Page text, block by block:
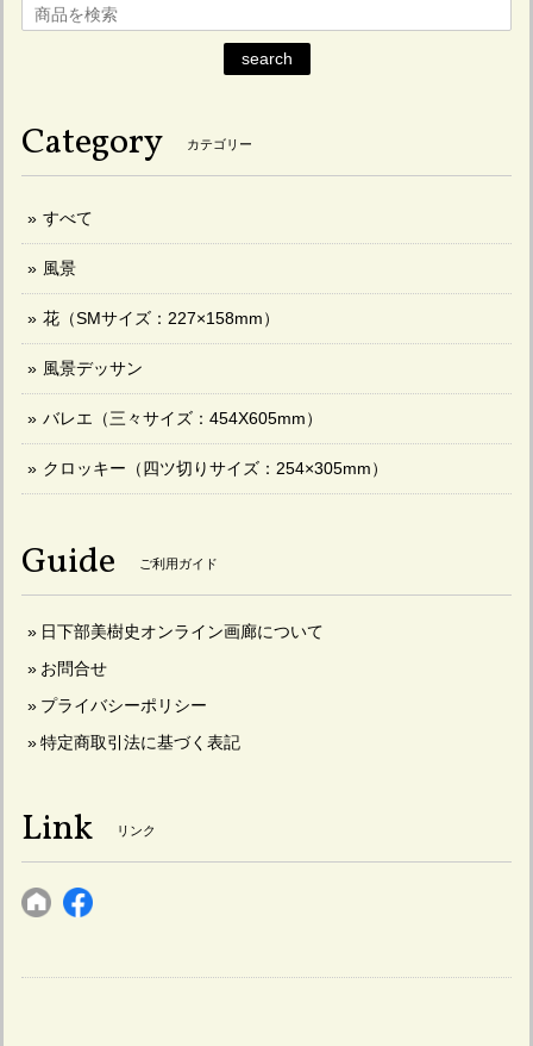
search
Category カテゴリー
すべて
風景
花（SMサイズ：227×158mm）
風景デッサン
バレエ（三々サイズ：454X605mm）
クロッキー（四ツ切りサイズ：254×305mm）
Guide ご利用ガイド
日下部美樹史オンライン画廊について
お問合せ
プライバシーポリシー
特定商取引法に基づく表記
Link リンク